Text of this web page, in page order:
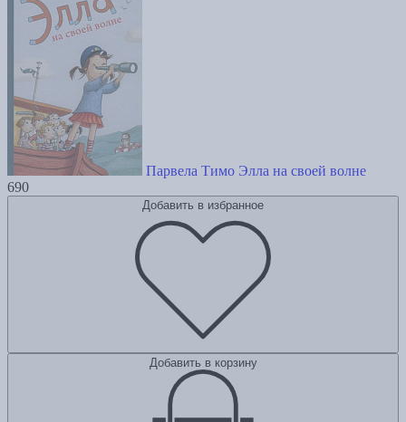
Парвела Тимо Элла на своей волне
690
Добавить в избранное
Добавить в корзину